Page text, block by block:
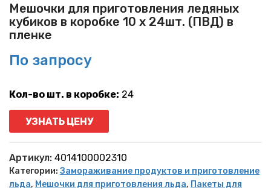
Мешочки для приготовления ледяных
кубиков в коробке 10 х 24шт. (ПВД) в
пленке
По запросу
Кол-во шт. в коробке: 24
УЗНАТЬ ЦЕНУ
Артикул: 4014100002310
Категории: Замораживание продуктов и приготовление
льда, Мешочки для приготовления льда, Пакеты для